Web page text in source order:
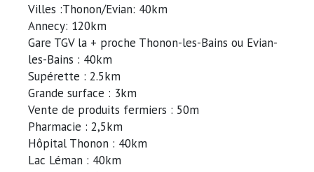
Villes :Thonon/Evian: 40km
Annecy: 120km
Gare TGV la + proche Thonon-les-Bains ou Evian-
les-Bains : 40km
Supérette : 2.5km
Grande surface : 3km
Vente de produits fermiers : 50m
Pharmacie : 2,5km
Hôpital Thonon : 40km
Lac Léman : 40km